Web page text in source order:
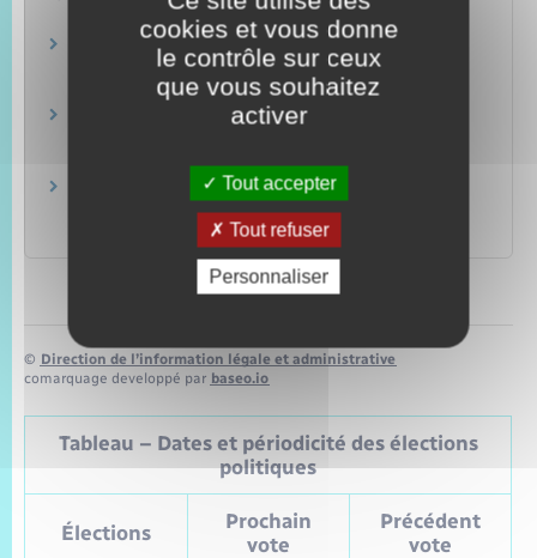
Impôt sur le revenu : dépliants d'information
Ministère chargé des finances
Assistante maternelle : comment déclarer ses
Brochure pratique 2023 – Déclaration des
revenus de 2022
Ministère chargé des finances
© Direction de l’information légale et administrative
comarquage developpé par baseo.io
Tableau – Dates et périodicité des élections
politiques
Élections
Prochain
vote
Précédent
vote
cookies et vous donne
le contrôle sur ceux
que vous souhaitez
activer
Tout accepter
Tout refuser
Personnaliser